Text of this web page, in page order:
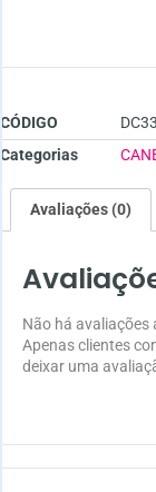
CÓDIGO
Categorias
Avaliações (0)
Não há avaliações
Apenas clientes
deixar uma